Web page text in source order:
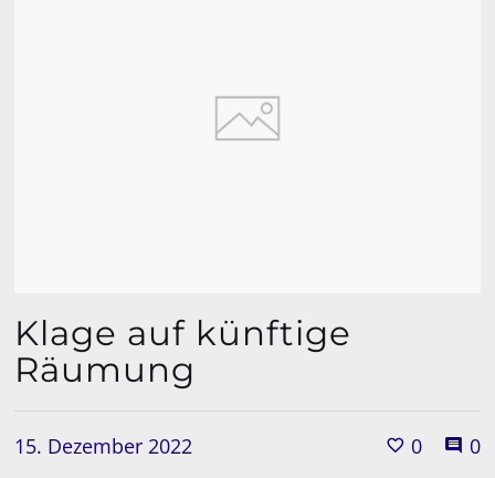
Klage auf künftige
Räumung
15. Dezember 2022 0 0